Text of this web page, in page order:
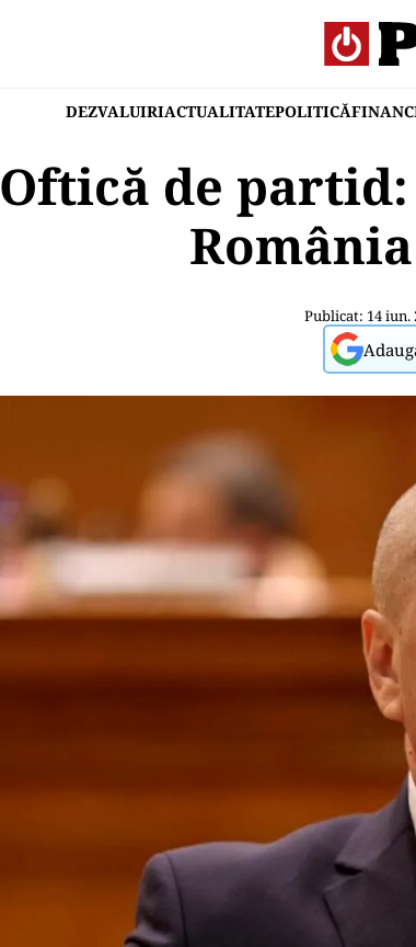
DEZVALUIRIACTUALITATEPOLITICĂ
Oftică de
Publicat: 14 iun.